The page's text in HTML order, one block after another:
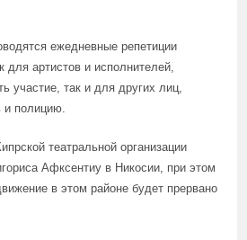
ежедневные репетиции
для артистов и исполнителей,
участие, так и для других лиц,
и полицию.
театральной организации
Афксентиу в Никосии, при этом
в этом районе будет прервано